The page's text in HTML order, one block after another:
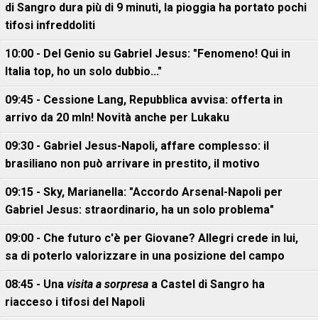
di Sangro dura più di 9 minuti, la pioggia ha portato pochi
tifosi infreddoliti
10:00 - Del Genio su Gabriel Jesus: "Fenomeno! Qui in
Italia top, ho un solo dubbio..."
09:45 - Cessione Lang, Repubblica avvisa: offerta in
arrivo da 20 mln! Novità anche per Lukaku
09:30 - Gabriel Jesus-Napoli, affare complesso: il
brasiliano non può arrivare in prestito, il motivo
09:15 - Sky, Marianella: "Accordo Arsenal-Napoli per
Gabriel Jesus: straordinario, ha un solo problema"
09:00 - Che futuro c'è per Giovane? Allegri crede in lui,
sa di poterlo valorizzare in una posizione del campo
08:45 - Una visita a sorpresa a Castel di Sangro ha
riacceso i tifosi del Napoli